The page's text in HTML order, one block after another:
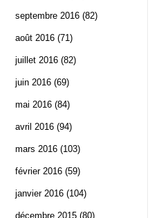
septembre 2016 (82)
août 2016 (71)
juillet 2016 (82)
juin 2016 (69)
mai 2016 (84)
avril 2016 (94)
mars 2016 (103)
février 2016 (59)
janvier 2016 (104)
décembre 2015 (80)